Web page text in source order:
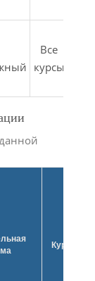
Все
курсы
Курс